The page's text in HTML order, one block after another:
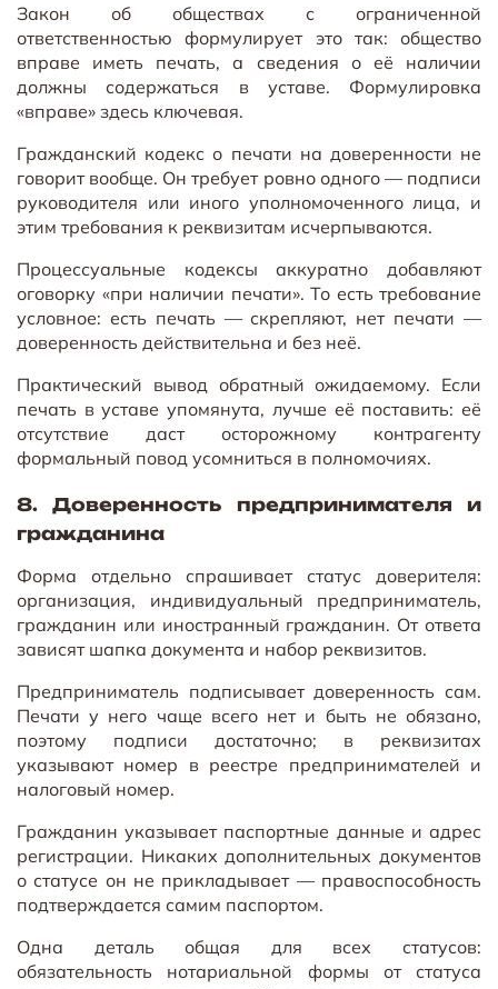
Закон об обществах с ограниченной
ответственностью формулирует это так: общество
вправе иметь печать, а сведения о её наличии
должны содержаться в уставе. Формулировка
«вправе» здесь ключевая.
Гражданский кодекс о печати на доверенности не
говорит вообще. Он требует ровно одного — подписи
руководителя или иного уполномоченного лица, и
этим требования к реквизитам исчерпываются.
Процессуальные кодексы аккуратно добавляют
оговорку «при наличии печати». То есть требование
условное: есть печать — скрепляют, нет печати —
доверенность действительна и без неё.
Практический вывод обратный ожидаемому. Если
печать в уставе упомянута, лучше её поставить: её
отсутствие даст осторожному контрагенту
формальный повод усомниться в полномочиях.
8. Доверенность предпринимателя и
гражданина
Форма отдельно спрашивает статус доверителя:
организация, индивидуальный предприниматель,
гражданин или иностранный гражданин. От ответа
зависят шапка документа и набор реквизитов.
Предприниматель подписывает доверенность сам.
Печати у него чаще всего нет и быть не обязано,
поэтому подписи достаточно; в реквизитах
указывают номер в реестре предпринимателей и
налоговый номер.
Гражданин указывает паспортные данные и адрес
регистрации. Никаких дополнительных документов
о статусе он не прикладывает — правоспособность
подтверждается самим паспортом.
Одна деталь общая для всех статусов:
обязательность нотариальной формы от статуса